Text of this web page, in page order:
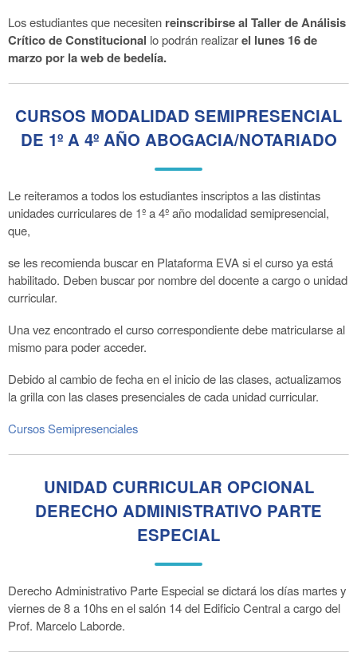
Los estudiantes que necesiten reinscribirse al Taller de Análisis
Crítico de Constitucional lo podrán realizarel lunes 16 de
marzo por la web de bedelía.
CURSOS MODALIDAD SEMIPRESENCIAL
DE 1º A 4º AÑO ABOGACIA/NOTARIADO
Le reiteramos a todos los estudiantes inscriptos a las distintas
unidades curriculares de 1º a 4º año modalidad semipresencial,
que,
se les recomienda buscar en Plataforma EVA si el curso ya está
habilitado. Deben buscar por nombre del docente a cargo o unidad
curricular.
Una vez encontrado el curso correspondiente debe matricularse al
mismo para poder acceder.
Debido al cambio de fecha en el inicio de las clases, actualizamos
la grilla con las clases presenciales de cada unidad curricular.
Cursos Semipresenciales
UNIDAD CURRICULAR OPCIONAL
DERECHO ADMINISTRATIVO PARTE
ESPECIAL
Derecho Administrativo Parte Especial se dictará los días martes y
viernes de 8 a 10hs en el salón 14 del Edificio Central a cargo del
Prof. Marcelo Laborde.